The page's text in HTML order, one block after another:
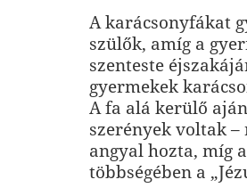
A karácsonyfákat
szülők, amíg a
szenteste
gyermekek
A fa alá kerülő
szerények voltak
angyal hozta, míg
többségében a